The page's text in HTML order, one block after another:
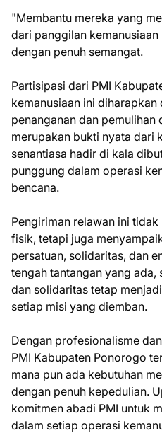
"Membantu mereka yang
dari panggilan kemanusiaan
dengan penuh semangat.
Partisipasi dari PMI
kemanusiaan ini
penanganan dan pemulihan
merupakan bukti nyata dari
senantiasa hadir di kala
punggung dalam operasi
bencana.
Pengiriman relawan ini
fisik, tetapi juga
persatuan, solidaritas, dan
tengah tantangan yang ada,
dan solidaritas tetap
setiap misi yang diemban.
Dengan profesionalisme
PMI Kabupaten Ponorogo
mana pun ada kebutuhan
dengan penuh kepedulian.
komitmen abadi PMI untuk
dalam setiap operasi